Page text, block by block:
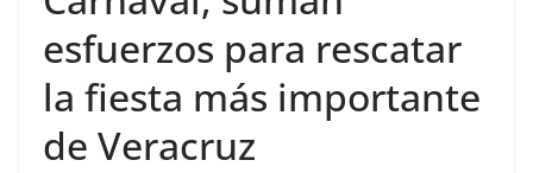
esfuerzos para rescatar
la fiesta más importante
de Veracruz